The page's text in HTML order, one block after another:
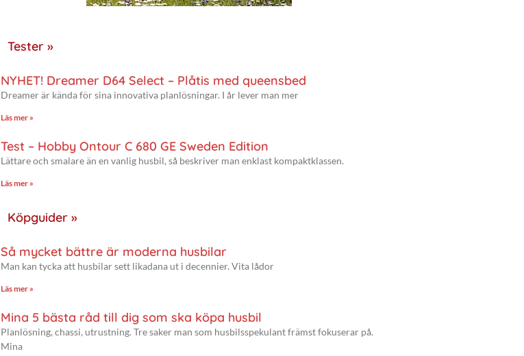
Tester »
NYHET! Dreamer D64 Select – Plåtis med queensbed
Dreamer är kända för sina innovativa planlösningar. I år lever man mer
Läs mer »
Test – Hobby Ontour C 680 GE Sweden Edition
Lättare och smalare än en vanlig husbil, så beskriver man enklast kompaktklassen.
Läs mer »
Köpguider »
Så mycket bättre är moderna husbilar
Man kan tycka att husbilar sett likadana ut i decennier. Vita lådor
Läs mer »
Mina 5 bästa råd till dig som ska köpa husbil
Planlösning, chassi, utrustning. Tre saker man som husbilsspekulant främst fokuserar på.
Mina